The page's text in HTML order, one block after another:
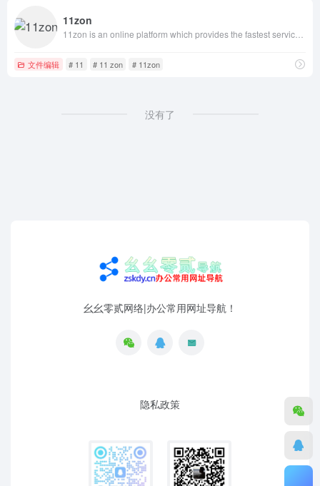
11zon
文件编辑 # 11 # 11 zon # 11zon
没有了
幺幺零贰网络|办公常用网址导航！
隐私政策